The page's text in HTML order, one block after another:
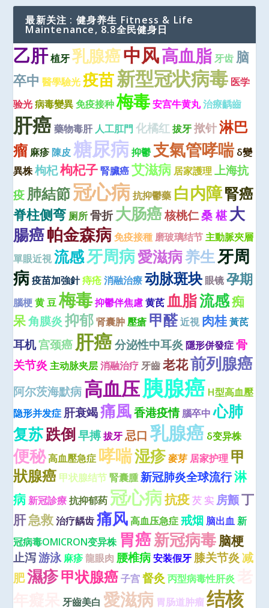
最新关注 : 健身养生 Fitness & Life
Maintenance, 8.8全民健身日
乙肝植牙 乳腺癌中风高血脂 牙齿 脑
卒中 醫學驗光 疫苗新型冠状病毒 医学
验光 病毒變異 免疫接种 梅毒 安宫牛黄丸治療齲齒
肝癌 藥物毒肝 人工肛門 化橘红 拔牙 揿针淋巴
瘤 麻疹陳皮 糖尿病 抑鬱 支氣管哮喘 δ變
異株枸杞枸杞子 腎臟癌 艾滋病 居家護理 上海抗
疫肺結節冠心病 抗抑鬱藥 白内障腎癌
脊柱侧弯 厕所 骨折大肠癌核桃仁桑 椹大
腸癌帕金森病 免疫接種 磨玻璃结节 主動脈夾層
單眼近視 流感牙周病愛滋病养生牙周
病 疫苗加強針痔疮 消融治療 动脉斑块 眼镜 孕期
腦梗 黄 豆 梅毒 抑鬱伴焦慮 黄芪 血脂流感痴
呆角膜炎 抑郁 肾囊肿 壓瘡 甲醛近視 肉桂 黃芪
耳机宫颈癌 肝癌分泌性中耳炎 隱形併發症 骨
关节炎 主动脉夹层 消融治疗 牙齒 老花前列腺癌
阿尔茨海默病高血压胰腺癌 H型高血壓
隐形并发症 肝衰竭痛風香港疫情 腦卒中 心肺
复苏跌倒早搏拔牙 忌口 乳腺癌 δ变异株
便秘高血壓急症 哮喘湿疹麥芽 居家护理 甲
狀腺癌 甲状腺结节 腎囊腫新冠肺炎全球流行淋
病 新冠診療 抗抑郁药 冠心病抗疫 芡 实 房颤丁
肝急救 治疗龋齿 痛风 高血压急症 戒烟 脑出血 新
冠病毒OMICRON变异株 胃癌新冠病毒 脑梗
止泻游泳 麻疹龍眼肉 腰椎病 安装假牙 膝关节炎 减
肥濕疹甲状腺癌 子宫 督灸 丙型病毒性肝炎
牙齒美白 愛滋病 胃肠道肿瘤 结核